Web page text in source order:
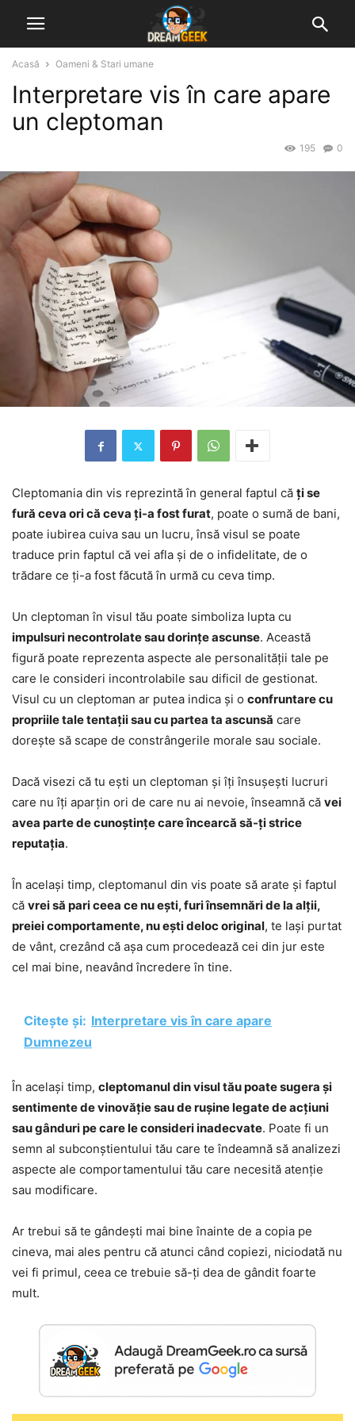
Acasă Oameni & Stari umane
Interpretare vis în care apare
un cleptoman
0
195
Cleptomania din vis reprezintă în general faptul că ți se
fură ceva ori că ceva ți-a fost furat, poate o sumă de bani,
poate iubirea cuiva sau un lucru, însă visul se poate
traduce prin faptul că vei afla și de o infidelitate, de o
trădare ce ți-a fost făcută în urmă cu ceva timp.
Un cleptoman în visul tău poate simboliza lupta cu
impulsuri necontrolate sau dorințe ascunse. Această
figură poate reprezenta aspecte ale personalității tale pe
care le consideri incontrolabile sau dificil de gestionat.
Visul cu un cleptoman ar putea indica și o confruntare cu
propriile tale tentații sau cu partea ta ascunsă care
dorește să scape de constrângerile morale sau sociale.
Dacă visezi că tu ești un cleptoman și îți însușești lucruri
care nu îți aparțin ori de care nu ai nevoie, înseamnă că vei
avea parte de cunoștințe care încearcă să-ți strice
reputația.
În același timp, cleptomanul din vis poate să arate și faptul
că vrei să pari ceea ce nu ești, furi însemnări de la alții,
preiei comportamente, nu ești deloc original, te lași purtat
de vânt, crezând că așa cum procedează cei din jur este
cel mai bine, neavând încredere în tine.
Citește și: Interpretare vis în care apare
Dumnezeu
În același timp, cleptomanul din visul tău poate sugera și
sentimente de vinovăție sau de rușine legate de acțiuni
sau gânduri pe care le consideri inadecvate. Poate fi un
semn al subconștientului tău care te îndeamnă să analizezi
aspecte ale comportamentului tău care necesită atenție
sau modificare.
Ar trebui să te gândești mai bine înainte de a copia pe
cineva, mai ales pentru că atunci când copiezi, niciodată nu
vei fi primul, ceea ce trebuie să-ți dea de gândit foarte
mult.